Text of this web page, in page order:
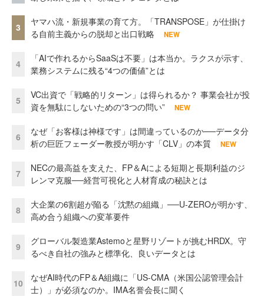
3
ヤマハ流・新規事業の育て方。「TRANSPOSE」が仕掛け
る自前主義からの脱却と出口戦略
NEW
4
「AIで作れるからSaaSは不要」は本当か。ラクスが示す、
業務システムに残る“4つの価値”とは
5
VC出資で「戦略的リターン」は得られるか？ 事業会社が投
資を無駄にしないための“3つの問い”
NEW
6
なぜ「お客様は神様です」は間違っているのか──データ分
析の巨匠フェーダー教授が明かす「CLV」の本質
NEW
7
NECの最高益を支えた、FP＆Aによる短期と長期利益のジ
レンマ克服──経営可視化と人材育成の秘訣とは
8
大企業の6割超が陥る「沈黙の組織」──U-ZEROが明かす、
高め合う組織への変革要件
9
グローバル製造業Astemoと星野リゾートが挑むHRDX。守
るべき自社の強みと標準化、良いデータとは
10
なぜAI時代のFP＆A組織に「US-CMA（米国公認管理会計
士）」が必須なのか。IMA名誉会長に聞く